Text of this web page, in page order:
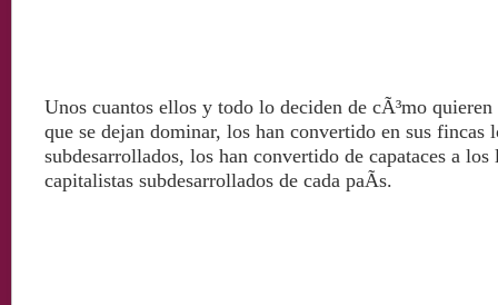
Unos cuantos ellos y todo lo deciden de cÃ³mo
que se dejan dominar, los han convertido en sus fincas
subdesarrollados, los han convertido de capataces a
capitalistas subdesarrollados de cada paÃ­s.